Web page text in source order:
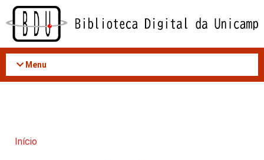
Acessar
conteúdo
Menu
Início